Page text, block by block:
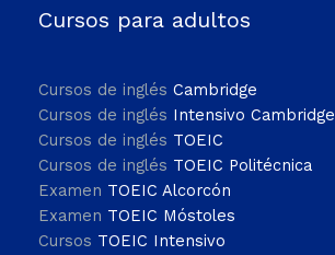
Cursos para adultos
Cursos de inglés Cambridge
Cursos de inglés Intensivo Cambridge
Cursos de inglés TOEIC
Cursos de inglés TOEIC Politécnica
Examen TOEIC Alcorcón
Examen TOEIC Móstoles
Cursos TOEIC Intensivo